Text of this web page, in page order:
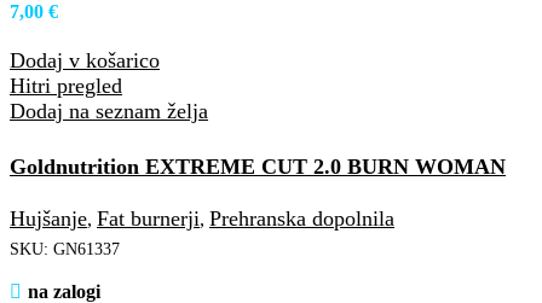
7,00 €
Dodaj v košarico
Hitri pregled
Dodaj na seznam želja
Goldnutrition EXTREME CUT 2.0 BURN WOMAN
Hujšanje, Fat burnerji, Prehranska dopolnila
SKU: GN61337
na zalogi